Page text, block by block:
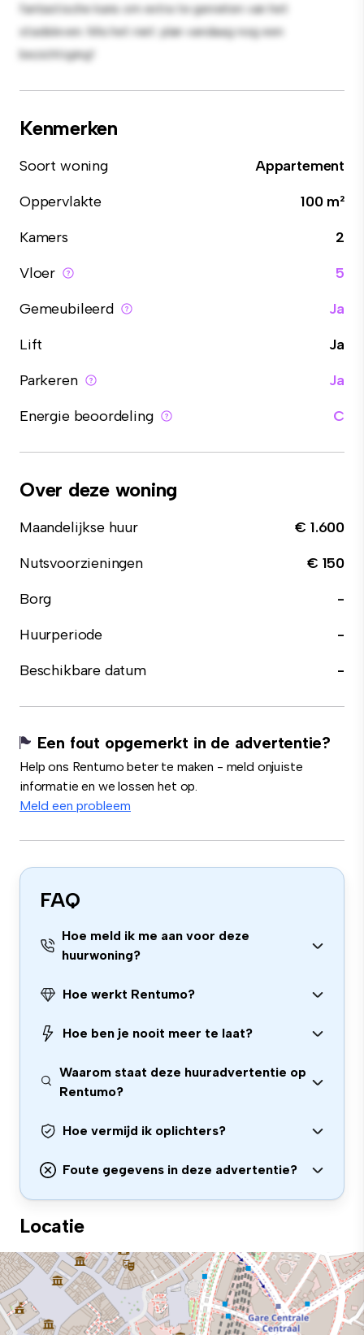
fantastische kans om extra te genieten van het
stadsleven. Mis het niet: plan vandaag nog een
bezichtiging!
Kenmerken
Soort woning
Appartement
Oppervlakte
100 m²
Kamers
2
Vloer
5
Gemeubileerd
Ja
Lift
Ja
Parkeren
Ja
Energie beoordeling
C
Over deze woning
Maandelijkse huur
€ 1.600
Nutsvoorzieningen
€ 150
Borg
-
Huurperiode
-
Beschikbare datum
-
Een fout opgemerkt in de advertentie?
Help ons Rentumo beter te maken - meld onjuiste
informatie en we lossen het op.
Meld een probleem
FAQ
Hoe meld ik me aan voor deze
huurwoning?
Hoe werkt Rentumo?
Hoe ben je nooit meer te laat?
Waarom staat deze huuradvertentie op
Rentumo?
Hoe vermijd ik oplichters?
Foute gegevens in deze advertentie?
Locatie